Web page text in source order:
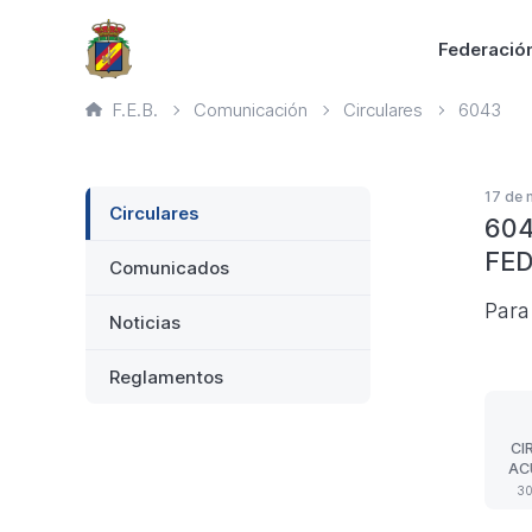
principal
Principal
Ruta
actual
F.E.B. Comunicación Circulares 6043
17 de
Lateral
Circulares
Comunicados
Noticias
Reglamentos